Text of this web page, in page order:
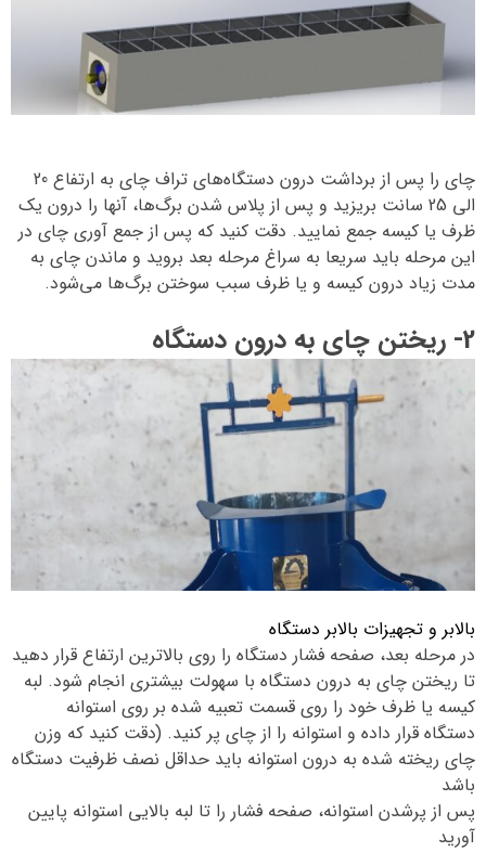
چای را پس از برداشت درون دستگاه‌های تراف چای به ارتفاع 20
الی 25 سانت بریزید و پس از پلاس شدن برگ‌ها، آنها را درون یک
ظرف یا کیسه جمع نمایید. دقت کنید که پس از جمع آوری چای در
این مرحله باید سریعا به سراغ مرحله بعد بروید و ماندن چای به
مدت زیاد درون کیسه و یا ظرف سبب سوختن برگ‌ها می‌شود.
2- ریختن چای به درون دستگاه
بالابر و تجهیزات بالابر دستگاه
در مرحله بعد، صفحه فشار دستگاه را روی بالاترین ارتفاع قرار دهید
تا ریختن چای به درون دستگاه با سهولت بیشتری انجام شود. لبه
کیسه یا ظرف خود را روی قسمت تعبیه شده بر روی استوانه
دستگاه قرار داده و استوانه را از چای پر کنید. (دقت کنید که وزن
چای ریخته شده به درون استوانه باید حداقل نصف ظرفیت دستگاه
باشد
پس از پرشدن استوانه، صفحه فشار را تا لبه بالایی استوانه پایین
آورید